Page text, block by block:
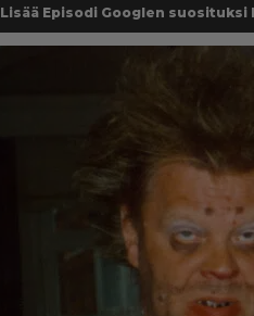
Lisää Episodi Googlen suosituksi